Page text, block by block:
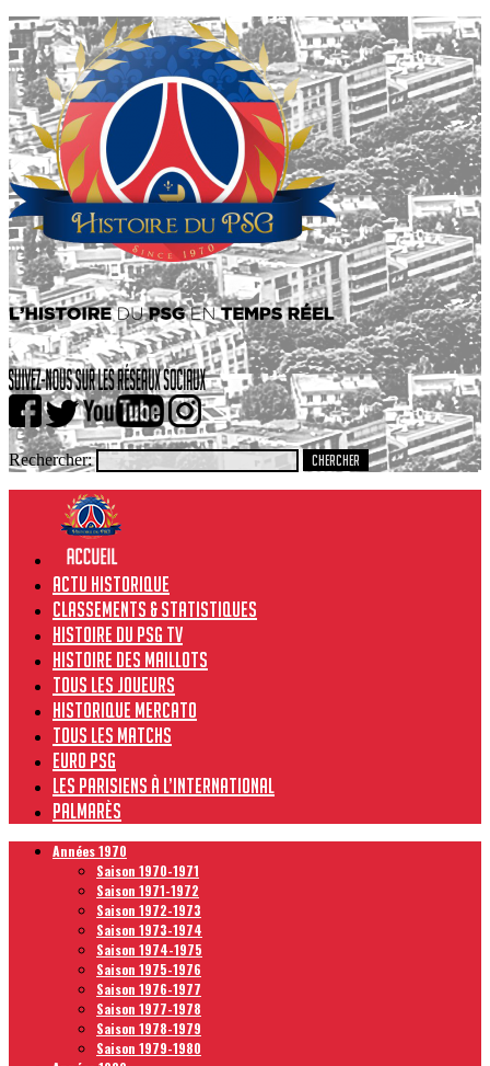
Rechercher:
Actu historique
Classements & Statistiques
Histoire du PSG TV
Histoire des maillots
Tous les joueurs
Historique Mercato
Tous les matchs
Euro PSG
Les Parisiens à l’international
Palmarès
Années 1970
Saison 1970-1971
Saison 1971-1972
Saison 1972-1973
Saison 1973-1974
Saison 1974-1975
Saison 1975-1976
Saison 1976-1977
Saison 1977-1978
Saison 1978-1979
Saison 1979-1980